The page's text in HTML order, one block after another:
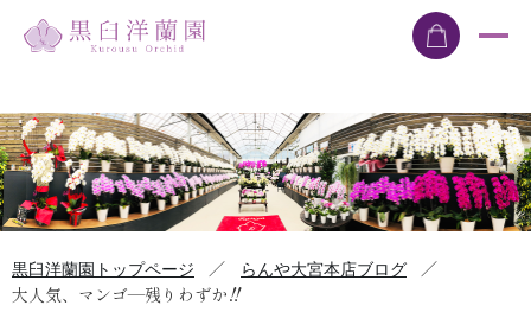
黒臼洋蘭園トップページ ／ らんや大宮本店ブログ
／
大人気、マンゴ―残りわずか‼